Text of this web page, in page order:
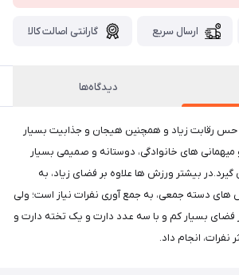
ارسال سریع گارانتی اصالت کالا
دیدگاه‌ها
حس رقابت زیاد و همچنین هیجان و جذابیت بسیار
میهمانی های خانوادگی، دوستانه و صمیمی بسیار
گیرد.در بیشتر ورزش ها علاوه بر فضای زیاد، به
های دسته جمعی، به جمع آوری نفرات نیاز است؛ ولی
فضای بسیار کم و با سه عدد دارت و یک تخته دارت و
نفرات، انجام داد.